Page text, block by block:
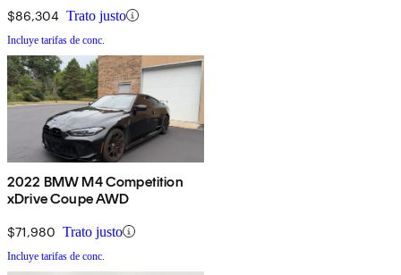
$86,304 Trato justo
Incluye tarifas de conc.
2022 BMW M4 Competition
xDrive Coupe AWD
$71,980 Trato justo
Incluye tarifas de conc.